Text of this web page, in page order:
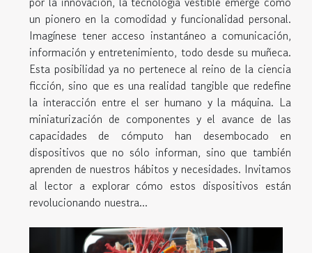
un pionero en la comodidad y funcionalidad personal.
Imagínese tener acceso instantáneo a comunicación,
información y entretenimiento, todo desde su muñeca.
Esta posibilidad ya no pertenece al reino de la ciencia
ficción, sino que es una realidad tangible que redefine
la interacción entre el ser humano y la máquina. La
miniaturización de componentes y el avance de las
capacidades de cómputo han desembocado en
dispositivos que no sólo informan, sino que también
aprenden de nuestros hábitos y necesidades. Invitamos
al lector a explorar cómo estos dispositivos están
revolucionando nuestra...